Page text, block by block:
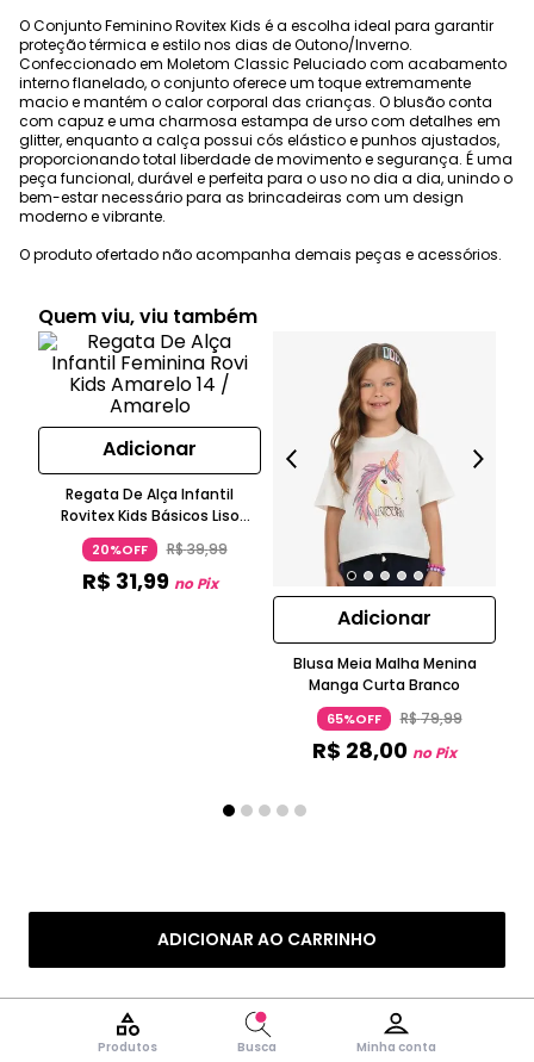
Produtos Busca Minha conta
ADICIONAR AO CARRINHO
O Conjunto Feminino Rovitex Kids é a escolha ideal para garantir
proteção térmica e estilo nos dias de Outono/Inverno.
Confeccionado em Moletom Classic Peluciado com acabamento
interno flanelado, o conjunto oferece um toque extremamente
macio e mantém o calor corporal das crianças. O blusão conta
com capuz e uma charmosa estampa de urso com detalhes em
glitter, enquanto a calça possui cós elástico e punhos ajustados,
proporcionando total liberdade de movimento e segurança. É uma
peça funcional, durável e perfeita para o uso no dia a dia, unindo o
bem-estar necessário para as brincadeiras com um design
moderno e vibrante.
O produto ofertado não acompanha demais peças e acessórios.
Quem viu, viu também
Adicionar
Regata De Alça Infantil
Rovitex Kids Básicos Liso
Amarelo
20%OFF R$39,99
R$ 31,99 no Pix
Adicionar
Blusa Meia Malha Menina
Manga Curta Branco
65%OFF R$79,99
R$ 28,00 no Pix